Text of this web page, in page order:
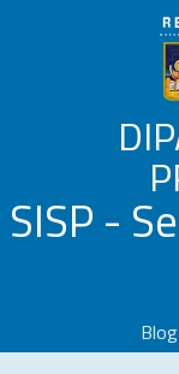
SISP -
Blog